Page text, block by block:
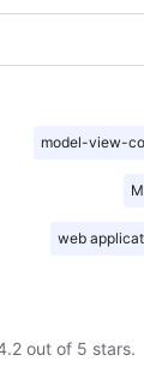
model-view-
web
out of 5 stars.